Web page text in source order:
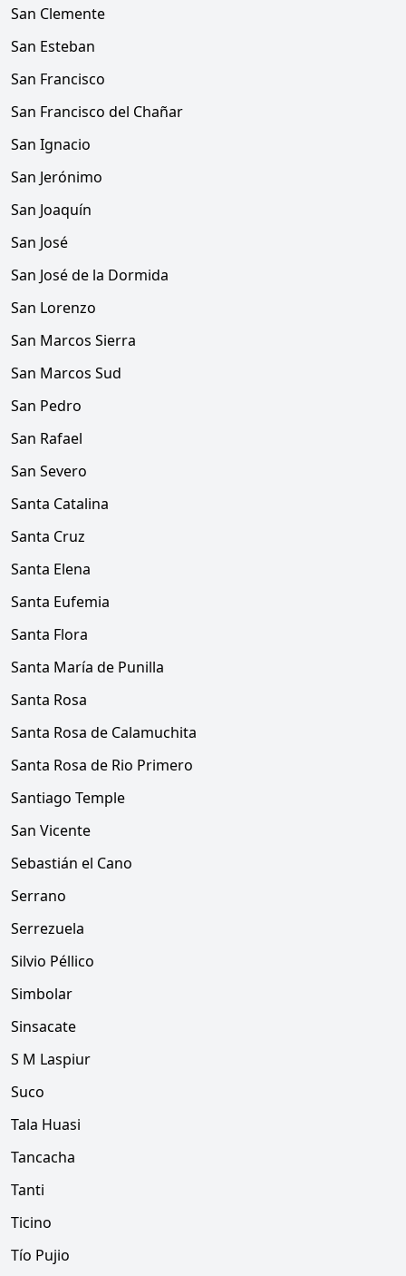
San Clemente
San Esteban
San Francisco
San Francisco del Chañar
San Ignacio
San Jerónimo
San Joaquín
San José
San José de la Dormida
San Lorenzo
San Marcos Sierra
San Marcos Sud
San Pedro
San Rafael
San Severo
Santa Catalina
Santa Cruz
Santa Elena
Santa Eufemia
Santa Flora
Santa María de Punilla
Santa Rosa
Santa Rosa de Calamuchita
Santa Rosa de Rio Primero
Santiago Temple
San Vicente
Sebastián el Cano
Serrano
Serrezuela
Silvio Péllico
Simbolar
Sinsacate
S M Laspiur
Suco
Tala Huasi
Tancacha
Tanti
Ticino
Tío Pujio